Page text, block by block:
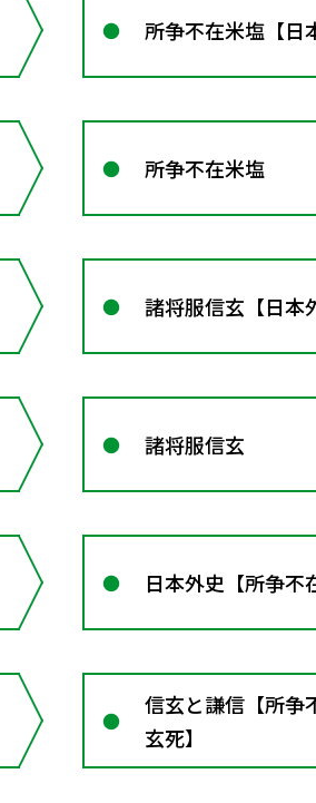
所争不在米塩【日
所争不在米塩
諸将服信玄【日本
諸将服信玄
日本外史【所争不
信玄と謙信【所争
玄死】